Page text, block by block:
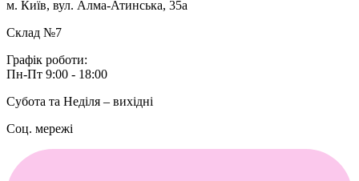
м. Київ, вул. Алма-Атинська, 35а
Склад №7
Графік роботи:
Пн-Пт 9:00 - 18:00
Субота та Неділя – вихідні
Соц. мережі